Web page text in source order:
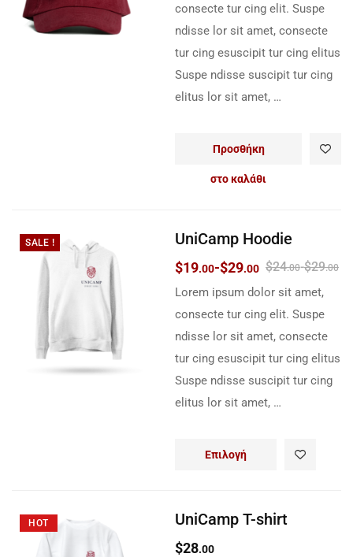
consecte tur cing elit. Suspe
ndisse lor sit amet, consecte
tur cing esuscipit tur cing elitus
Suspe ndisse suscipit tur cing
elitus lor sit amet, …
Προσθήκη
στο καλάθι
SALE ! UniCamp Hoodie
$19.00-$29.00 $24.00-$29.00
Lorem ipsum dolor sit amet,
consecte tur cing elit. Suspe
ndisse lor sit amet, consecte
tur cing esuscipit tur cing elitus
Suspe ndisse suscipit tur cing
elitus lor sit amet, …
Επιλογή
HOT UniCamp T-shirt
$28.00